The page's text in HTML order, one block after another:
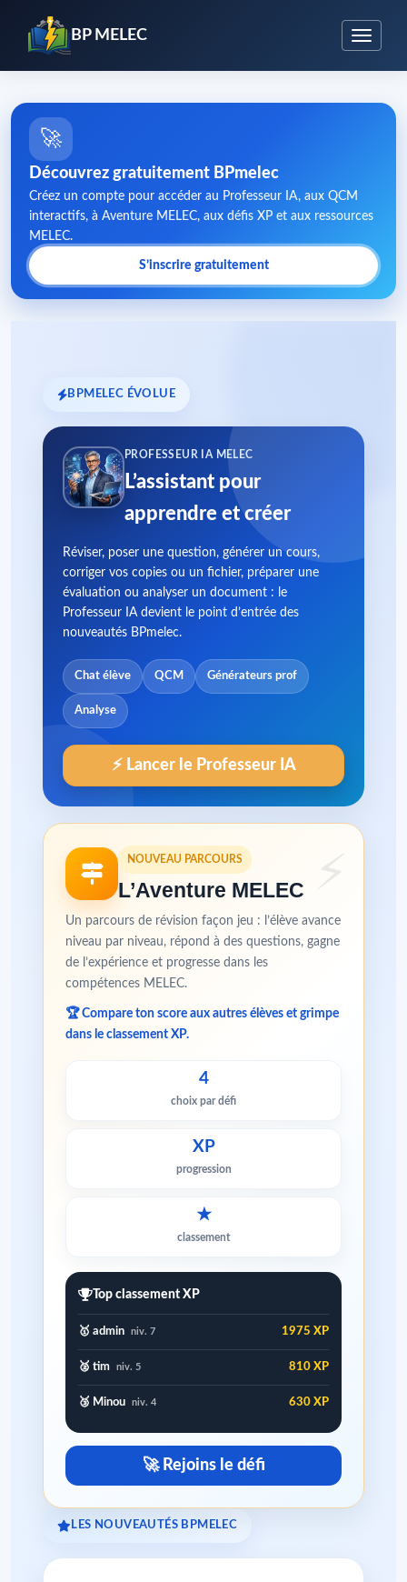
BP MELEC
🚀
Découvrez gratuitement BPmelec
Créez un compte pour accéder au Professeur IA, aux QCM
interactifs, à Aventure MELEC, aux défis XP et aux ressources
MELEC.
S’inscrire gratuitement
BPMELEC ÉVOLUE
PROFESSEUR IA MELEC
L’assistant pour
apprendre et créer
Réviser, poser une question, générer un cours,
corriger vos copies ou un fichier, préparer une
évaluation ou analyser un document : le
Professeur IA devient le point d’entrée des
nouveautés BPmelec.
Chat élève QCM Générateurs prof
Analyse
⚡ Lancer le Professeur IA
NOUVEAU PARCOURS
L’Aventure MELEC
Un parcours de révision façon jeu : l’élève avance
niveau par niveau, répond à des questions, gagne
de l’expérience et progresse dans les
compétences MELEC.
🏆 Compare ton score aux autres élèves et grimpe
dans le classement XP.
4
choix par défi
XP
progression
★
classement
Top classement XP
🥇 admin niv. 7 1975 XP
🥈 tim niv. 5 810 XP
🥉 Minou niv. 4 630 XP
🚀 Rejoins le défi
LES NOUVEAUTÉS BPMELEC